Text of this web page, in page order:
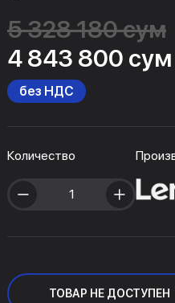
5 328 180 сум
4 843 800 сум
без НДС
Количество
ТОВАР НЕ ДОСТУПЕН